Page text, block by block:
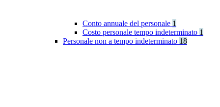
Conto annuale del personale 1
Costo personale tempo indeterminato 1
Personale non a tempo indeterminato 18